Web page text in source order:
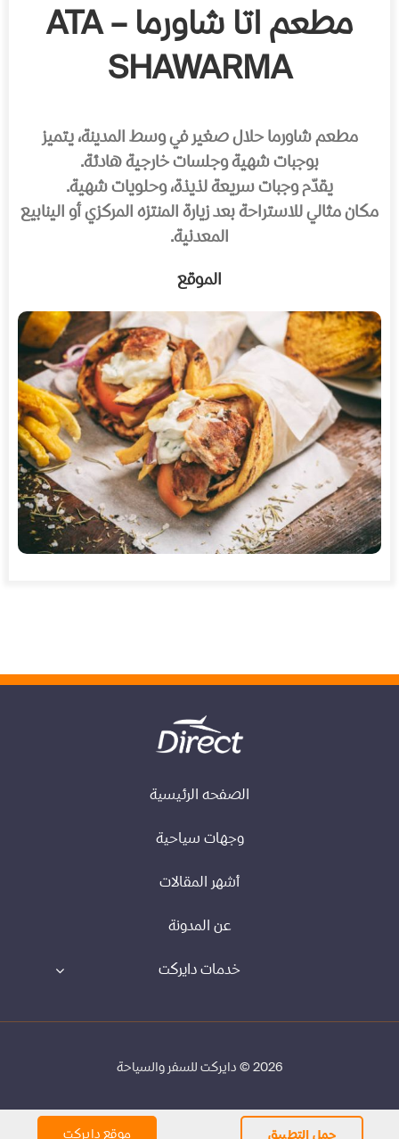
مطعم اتا شاورما – ATA
SHAWARMA
مطعم شاورما حلال صغير في وسط المدينة، يتميز
بوجبات شهية وجلسات خارجية هادئة.
يقدّم وجبات سريعة لذيذة، وحلويات شهية.
مكان مثالي للاستراحة بعد زيارة المنتزه المركزي أو الينابيع
المعدنية.
الموقع
الصفحه الرئيسية
وجهات سياحية
أشهر المقالات
عن المدونة
خدمات دايركت
2026 © دايركت للسفر والسياحة